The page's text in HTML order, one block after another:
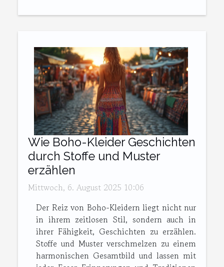
Wie Boho-Kleider Geschichten
durch Stoffe und Muster
erzählen
Mittwoch, 6. August 2025 10:06
Der Reiz von Boho-Kleidern liegt nicht nur
in ihrem zeitlosen Stil, sondern auch in
ihrer Fähigkeit, Geschichten zu erzählen.
Stoffe und Muster verschmelzen zu einem
harmonischen Gesamtbild und lassen mit